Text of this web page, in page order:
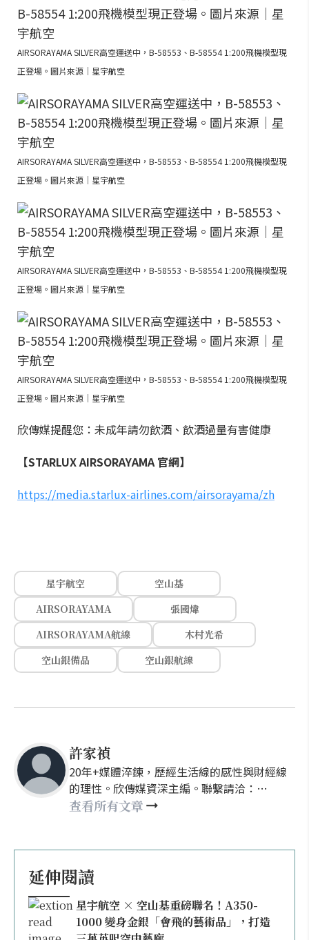
AIRSORAYAMA SILVER高空運送中，B-58553、B-58554 1:200飛機模型現
正登場。圖片來源｜星宇航空
AIRSORAYAMA SILVER高空運送中，B-58553、B-58554 1:200飛機模型現
正登場。圖片來源｜星宇航空
AIRSORAYAMA SILVER高空運送中，B-58553、B-58554 1:200飛機模型現
正登場。圖片來源｜星宇航空
AIRSORAYAMA SILVER高空運送中，B-58553、B-58554 1:200飛機模型現
正登場。圖片來源｜星宇航空
欣傳媒提醒您：未成年請勿飲酒、飲酒過量有害健康
【STARLUX AIRSORAYAMA 官網】
https://media.starlux-airlines.com/airsorayama/zh
星宇航空
空山基
AIRSORAYAMA
張國煒
AIRSORAYAMA航線
木村光希
空山銀備品
空山銀航線
許家禎
20年+媒體淬鍊，歷經生活線的感性與財經線
的理性。欣傳媒資深主編。聯繫請洽：
nellyhsu@xinmedia.com
查看所有文章
延伸閱讀
星宇航空 × 空山基重磅聯名！A350-
1000 變身金銀「會飛的藝術品」，打造